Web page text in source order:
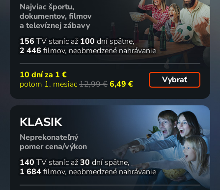
Najviac športu,
dokumentov, filmov
a televíznej zábavy
156 TV staníc až 100 dní spätne
2 446 filmov neobmedzené nahrávanie
10 dní za 1 €
potom 1. mesiac12,99 €6,49 € Vybrať
KLASIK
Neprekonateľný
pomer cena/výkon
140 TV staníc až30 dní spätne
1 684filmov neobmedzené nahrávanie